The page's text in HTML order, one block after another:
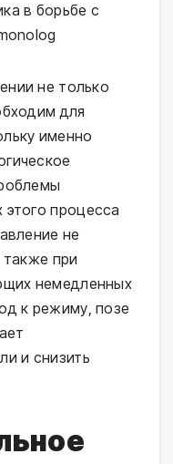
в борьбе с
не только
для
именно
процесса
не
при
немедленных
к режиму, позе
и снизить